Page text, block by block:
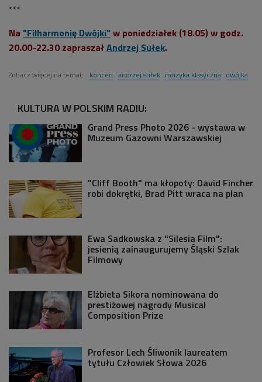
***
Na "Filharmonię Dwójki" w poniedziałek (18.05) w godz.
20.00-22.30 zapraszałAndrzej Sułek.
Zobacz więcej na temat: koncert andrzej sułek muzyka klasyczna dwójka
KULTURA W POLSKIM RADIU:
Grand Press Photo 2026 - wystawa w
Muzeum Gazowni Warszawskiej
"Cliff Booth" ma kłopoty: David Fincher
robi dokrętki, Brad Pitt wraca na plan
Ewa Sadkowska z "Silesia Film":
jesienią zainaugurujemy Śląski Szlak
Filmowy
Elżbieta Sikora nominowana do
prestiżowej nagrody Musical
Composition Prize
Profesor Lech Śliwonik laureatem
tytułu Człowiek Słowa 2026